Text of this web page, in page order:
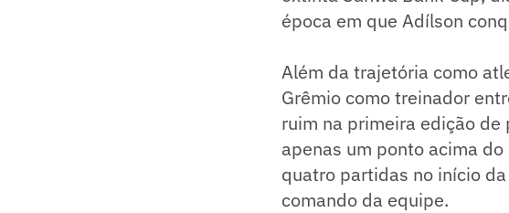
época em que Adílson
Além da trajetória como
Grêmio como treinador
ruim na primeira edição
apenas um ponto acima
quatro partidas no início
comando da equipe.